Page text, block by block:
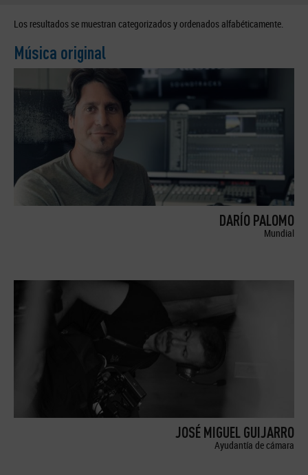
Los resultados se muestran categorizados y ordenados alfabéticamente.
Música original
DARÍO PALOMO
Mundial
JOSÉ MIGUEL GUIJARRO
Ayudantía de cámara